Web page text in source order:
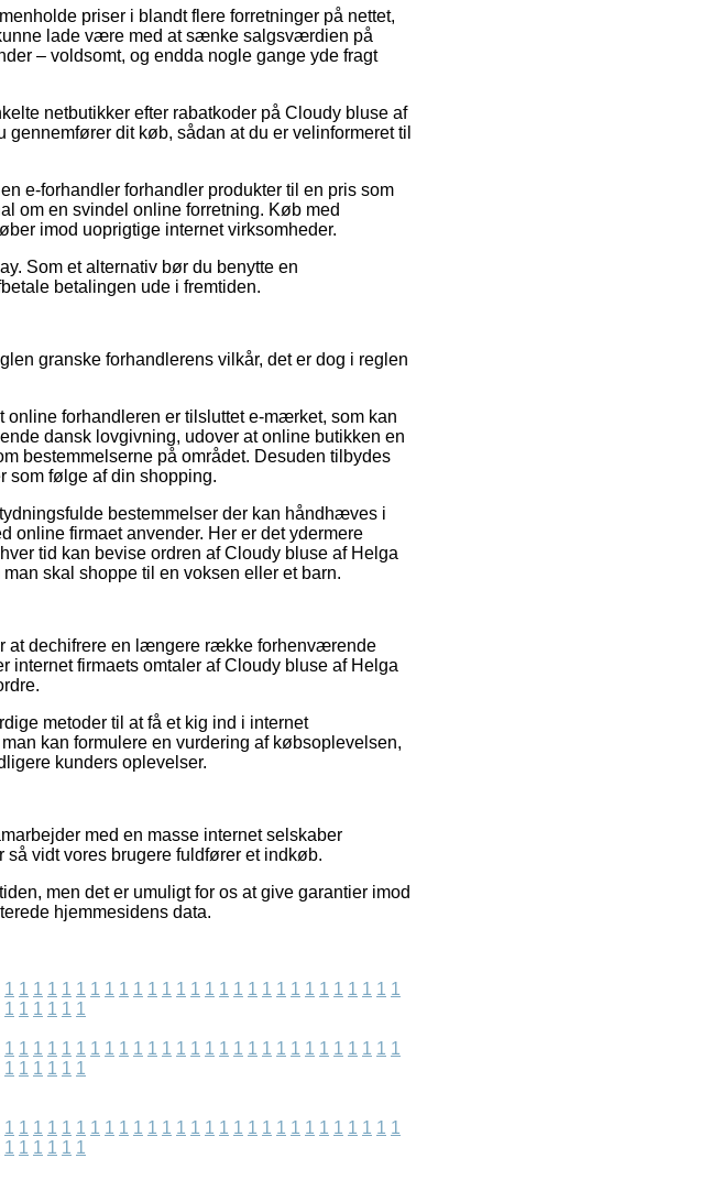
priser i blandt flere forretninger på nettet,
lade være med at sænke salgsværdien på
– voldsomt, og endda nogle gange yde fragt
netbutikker efter rabatkoder på Cloudy bluse af
dit køb, sådan at du er velinformeret til
e-forhandler forhandler produkter til en pris som
om en svindel online forretning. Køb med
imod uoprigtige internet virksomheder.
Som et alternativ bør du benytte en
betalingen ude i fremtiden.
granske forhandlerens vilkår, det er dog i reglen
forhandleren er tilsluttet e-mærket, som kan
dansk lovgivning, udover at online butikken en
bestemmelserne på området. Desuden tilbydes
som følge af din shopping.
bestemmelser der kan håndhæves i
online firmaet anvender. Her er det ydermere
tid kan bevise ordren af Cloudy bluse af Helga
skal shoppe til en voksen eller et barn.
at dechifrere en længere række forhenværende
internet firmaets omtaler af Cloudy bluse af Helga
metoder til at få et kig ind i internet
kan formulere en vurdering af købsoplevelsen,
kunders oplevelser.
med en masse internet selskaber
vidt vores brugere fuldfører et indkøb.
men det er umuligt for os at give garantier imod
hjemmesidens data.
1 1 1 1 1 1 1 1 1 1 1 1 1 1 1 1 1 1 1 1 1 1 1 1 1 1 1 1
1 1 1 1 1 1
1 1 1 1 1 1 1 1 1 1 1 1 1 1 1 1 1 1 1 1 1 1 1 1 1 1 1 1
1 1 1 1 1 1
1 1 1 1 1 1 1 1 1 1 1 1 1 1 1 1 1 1 1 1 1 1 1 1 1 1 1 1
1 1 1 1 1 1